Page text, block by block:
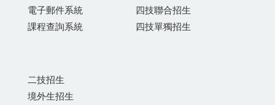
電子郵件系統
課程查詢系統
四技聯合招生
四技單獨招生
二技招生
境外生招生